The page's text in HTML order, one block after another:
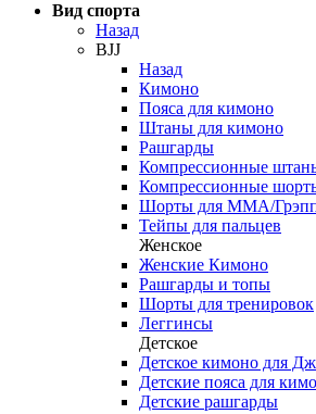
Вид спорта
Назад
BJJ
Назад
Кимоно
Пояса для кимоно
Штаны для кимоно
Рашгарды
Компрессионные
Компрессионные
Шорты для ММА/
Тейпы для пальцев
Женское
Женские Кимоно
Рашгарды и топы
Шорты для тренировок
Леггинсы
Детское
Детское кимоно для
Детские пояса для
Детские рашгарды